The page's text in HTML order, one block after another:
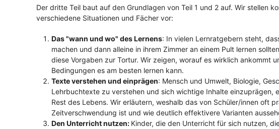
Der dritte Teil baut auf den Grundlagen von Teil 1 und 2 auf. Wir stellen
verschiedene Situationen und Fächer vor:
Das "wann und wo" des Lernens: In vielen Lernratgebern steht,
machen und dann alleine in ihrem Zimmer an einem Pult lernen
diese Vorgaben zur Tortur. Wir zeigen, worauf es wirklich ankommt
Bedingungen es am besten lernen kann.
Texte verstehen und einprägen: Mensch und Umwelt, Biologie,
Lehrbuchtexte zu verstehen und sich wichtige Inhalte einzuprägen,
Rest des Lebens. Wir erläutern, weshalb das von Schüler/innen oft
Zeitverschwendung ist und wie deutlich effektivere Varianten
Den Unterricht nutzen: Kinder, die den Unterricht für sich nutzen,